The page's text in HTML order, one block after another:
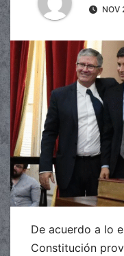
NOV
De acuerdo a lo
Constitución